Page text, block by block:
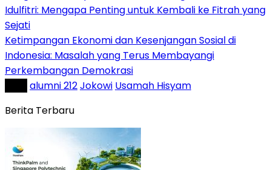
Idulfitri: Mengapa Penting untuk Kembali ke Fitrah yang
Sejati
Ketimpangan Ekonomi dan Kesenjangan Sosial di
Indonesia: Masalah yang Terus Membayangi
Perkembangan Demokrasi
alumni 212Jokowi Usamah Hisyam
Berita Terbaru